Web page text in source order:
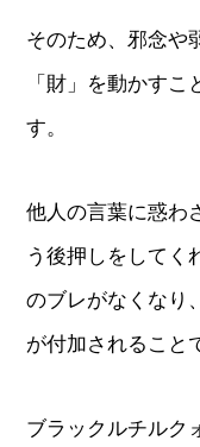
そのため、邪念や
「財」を動かす
す。
他人の言葉に惑わ
う後押しをしてく
のブレがなくなり
が付加されること
ブラックルチルク